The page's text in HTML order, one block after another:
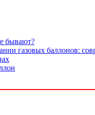
бывают?
газовых баллонов: